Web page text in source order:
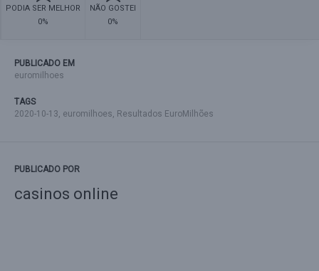
PODIA SER MELHOR
0%
NÃO GOSTEI
0%
PUBLICADO EM
euromilhoes
TAGS
2020-10-13, euromilhoes, Resultados EuroMilhões
PUBLICADO POR
casinos online